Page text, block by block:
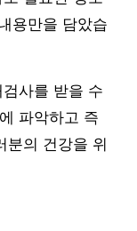
용만을 담았습
사를 받을 수
파악하고 즉
분의 건강을 위